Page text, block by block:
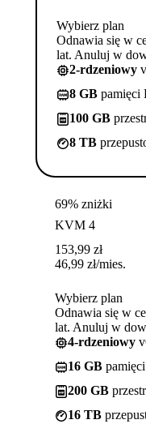
Wybierz plan
Odnawia się w
lat. Anuluj w
2-rdzeniowy
8 GB pamięci
100 GB
8 TB
69% zniżki
KVM 4
153,99 zł
46,99 zł/mies.
Wybierz plan
Odnawia się w
lat. Anuluj w
4-rdzeniowy
16 GB
200 GB
16 TB